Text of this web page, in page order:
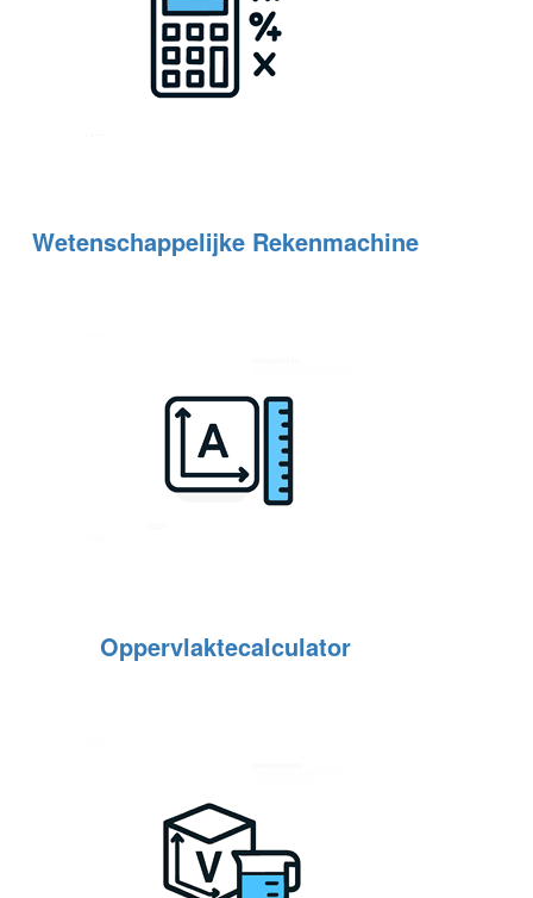
Wetenschappelijke Rekenmachine
Oppervlaktecalculator